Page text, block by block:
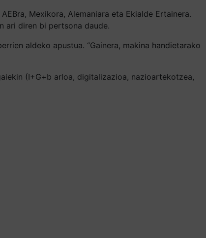
Mexikora, Alemaniara eta Ekialde Ertainera.
ari diren bi pertsona daude.
aldeko apustua. “Gainera, makina handietarako
(I+G+b arloa, digitalizazioa, nazioartekotzea,